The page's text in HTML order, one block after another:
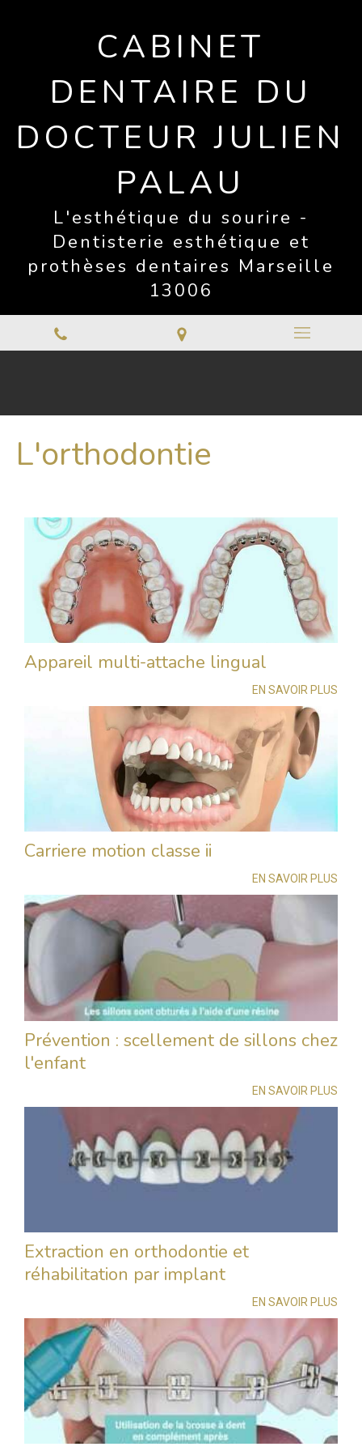
CABINET
DENTAIRE DU
DOCTEUR JULIEN
PALAU
L'esthétique du sourire -
Dentisterie esthétique et
prothèses dentaires Marseille
13006
L'orthodontie
Appareil multi-attache lingual
EN SAVOIR PLUS
Carriere motion classe ii
EN SAVOIR PLUS
Prévention : scellement de sillons chez
l'enfant
EN SAVOIR PLUS
Extraction en orthodontie et
réhabilitation par implant
EN SAVOIR PLUS